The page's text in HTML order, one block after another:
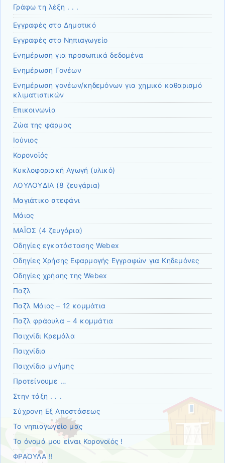
Γράφω τη λέξη . . .
Εγγραφές στο Δημοτικό
Εγγραφές στο Νηπιαγωγείο
Ενημέρωση για προσωπικά δεδομένα
Ενημέρωση Γονέων
Ενημέρωση γονέων/κηδεμόνων για χημικό καθαρισμό
κλιματιστικών
Επικοινωνία
Ζώα της φάρμας
Ιούνιος
Κορονοϊός
Κυκλοφοριακή Αγωγή (υλικό)
ΛΟΥΛΟΥΔΙΑ (8 ζευγάρια)
Μαγιάτικο στεφάνι
Μάιος
ΜΑΪΟΣ (4 ζευγάρια)
Οδηγίες εγκατάστασης Webex
Οδηγίες Χρήσης Εφαρμογής Εγγραφών για Κηδεμόνες
Οδηγίες χρήσης της Webex
Παζλ
Παζλ Μάιος – 12 κομμάτια
Παζλ φράουλα – 4 κομμάτια
Παιχνίδι Κρεμάλα
Παιχνίδια
Παιχνίδια μνήμης
Προτείνουμε …
Στην τάξη . . .
Σύχρονη Εξ Αποστάσεως
Το νηπιαγωγείο μας
Το όνομά μου είναι Κορονοϊός !
ΦΡΑΟΥΛΑ !!